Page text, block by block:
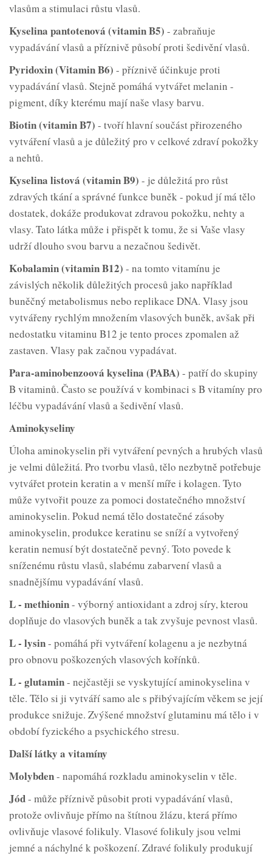
vlasům a stimulaci růstu vlasů.
Kyselina pantotenová (vitamin B5) - zabraňuje
vypadávání vlasů a příznivě působí proti šedivění vlasů.
Pyridoxin (Vitamin B6) - příznivě účinkuje proti
vypadávání vlasů. Stejně pomáhá vytvářet melanin -
pigment, díky kterému mají naše vlasy barvu.
Biotin (vitamin B7) - tvoří hlavní součást přirozeného
vytváření vlasů a je důležitý pro v celkové zdraví pokožky
a nehtů.
Kyselina listová (vitamin B9) - je důležitá pro růst
zdravých tkání a správné funkce buněk - pokud jí má tělo
dostatek, dokáže produkovat zdravou pokožku, nehty a
vlasy. Tato látka může i přispět k tomu, že si Vaše vlasy
udrží dlouho svou barvu a nezačnou šedivět.
Kobalamin (vitamin B12) - na tomto vitamínu je
závislých několik důležitých procesů jako například
buněčný metabolismus nebo replikace DNA. Vlasy jsou
vytvářeny rychlým množením vlasových buněk, avšak při
nedostatku vitaminu B12 je tento proces zpomalen až
zastaven. Vlasy pak začnou vypadávat.
Para-aminobenzoová kyselina (PABA) - patří do skupiny
B vitaminů. Často se používá v kombinaci s B vitamíny pro
léčbu vypadávání vlasů a šedivění vlasů.
Aminokyseliny
Úloha aminokyselin při vytváření pevných a hrubých vlasů
je velmi důležitá. Pro tvorbu vlasů, tělo nezbytně potřebuje
vytvářet protein keratin a v menší míře i kolagen. Tyto
může vytvořit pouze za pomoci dostatečného množství
aminokyselin. Pokud nemá tělo dostatečné zásoby
aminokyselin, produkce keratinu se sníží a vytvořený
keratin nemusí být dostatečně pevný. Toto povede k
sníženému růstu vlasů, slabému zabarvení vlasů a
snadnějšímu vypadávání vlasů.
L - methionin- výborný antioxidant a zdroj síry, kterou
doplňuje do vlasových buněk a tak zvyšuje pevnost vlasů.
L - lysin- pomáhá při vytváření kolagenu a je nezbytná
pro obnovu poškozených vlasových kořínků.
L - glutamin- nejčastěji se vyskytující aminokyselina v
těle. Tělo si ji vytváří samo ale s přibývajícím věkem se její
produkce snižuje. Zvýšené množství glutaminu má tělo i v
období fyzického a psychického stresu.
Další látky a vitamíny
Molybden- napomáhá rozkladu aminokyselin v těle.
Jód- může příznivě působit proti vypadávání vlasů,
protože ovlivňuje přímo na štítnou žlázu, která přímo
ovlivňuje vlasové folikuly. Vlasové folikuly jsou velmi
jemné a náchylné k poškození. Zdravé folikuly produkují